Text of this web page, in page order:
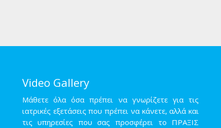
Video Gallery
Μάθετε όλα όσα πρέπει να γνωρίζετε για τις
ιατρικές εξετάσεις που πρέπει να κάνετε, αλλά και
τις υπηρεσίες που σας προσφέρει το ΠΡΑΞΙΣ